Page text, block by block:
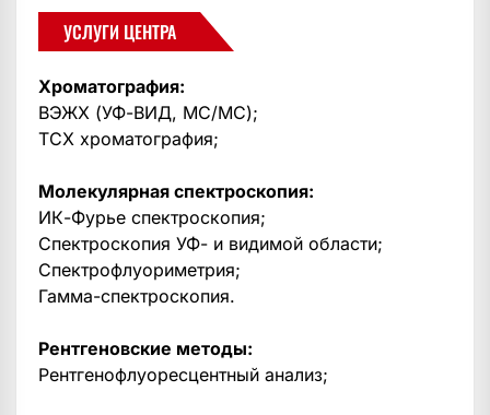
УСЛУГИ ЦЕНТРА
Хроматография:
ВЭЖХ (УФ-ВИД, МС/МС);
ТСХ хроматография;
Молекулярная спектроскопия:
ИК-Фурье спектроскопия;
Спектроскопия УФ- и видимой области;
Спектрофлуориметрия;
Гамма-спектроскопия.
Рентгеновские методы:
Рентгенофлуоресцентный анализ;